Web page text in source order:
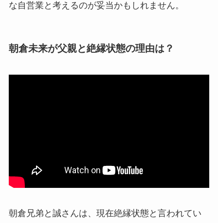
な自営業と考えるのが妥当かもしれません。
朝倉未来が父親と絶縁状態の理由は？
朝倉兄弟と誠さんは、現在絶縁状態と言われてい